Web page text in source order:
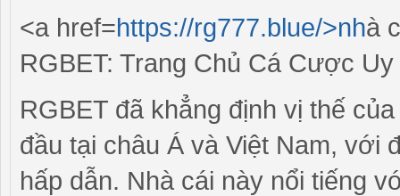
<a href=https://rg777.blue/>nhà
RGBET: Trang Chủ Cá Cược
RGBET đã khẳng định vị thế
đầu tại châu Á và Việt Nam, với
hấp dẫn. Nhà cái này nổi tiếng